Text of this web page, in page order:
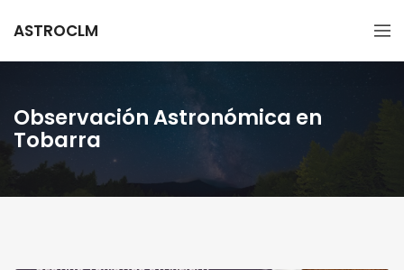
ASTROCLM
Observación Astronómica en
Tobarra